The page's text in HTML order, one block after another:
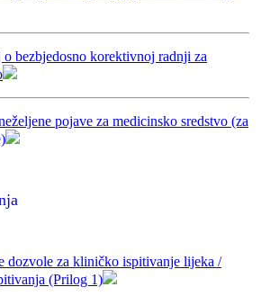
o bezbjedosno korektivnoj radnji za
pojave za medicinsko sredstvo (za
dozvole za kliničko ispitivanje lijeka /
(Prilog 1)